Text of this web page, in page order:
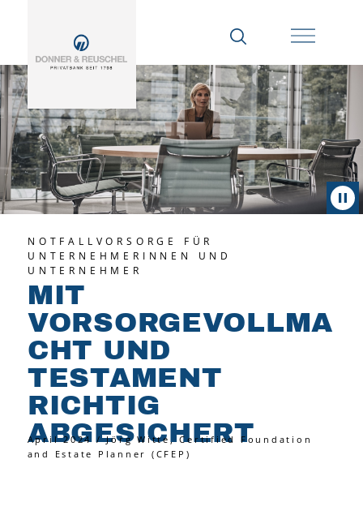
NOTFALLVORSORGE FÜR
UNTERNEHMERINNEN UND
UNTERNEHMER
MIT
VORSORGEVOLLMA
CHT UND
TESTAMENT
RICHTIG
ABGESICHERT
April 2024 / Jörg Witte, Certified Foundation
and Estate Planner (CFEP)